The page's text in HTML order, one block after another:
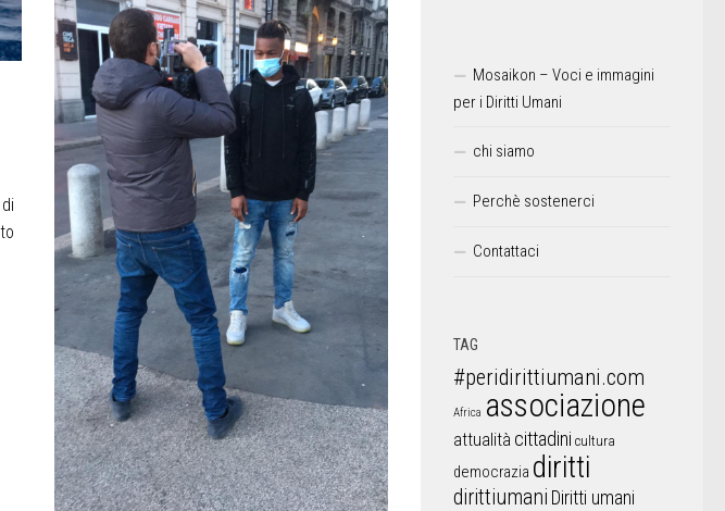
Mosaikon – Voci e immagini
per i Diritti Umani
chi siamo
Perchè sostenerci
Contattaci
TAG
#peridirittiumani.com
Africa associazione
attualità cittadini cultura
democrazia diritti
dirittiumani Diritti umani